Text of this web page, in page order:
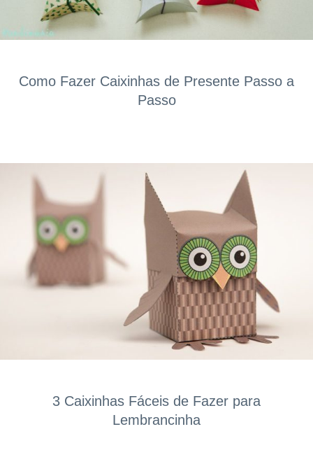
Como Fazer Caixinhas de Presente Passo a
Passo
3 Caixinhas Fáceis de Fazer para
Lembrancinha